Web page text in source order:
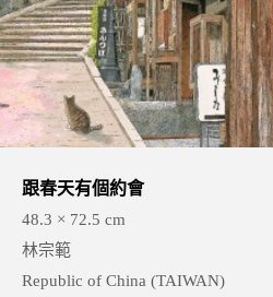
跟春天有個約會
48.3 × 72.5 cm
林宗範
Republic of China (TAIWAN)